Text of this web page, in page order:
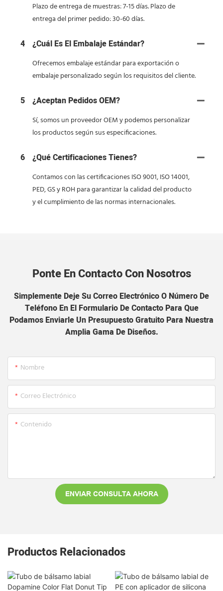
Plazo de entrega de muestras: 7-15 días. Plazo de
entrega del primer pedido: 30-60 días.
4 ¿Cuál Es El Embalaje Estándar?
Ofrecemos embalaje estándar para exportación o
embalaje personalizado según los requisitos del cliente.
5 ¿Aceptan Pedidos OEM?
Sí, somos un proveedor OEM y podemos personalizar
los productos según sus especificaciones.
6 ¿Qué Certificaciones Tienes?
Contamos con las certificaciones ISO 9001, ISO 14001,
PED, GS y ROH para garantizar la calidad del producto
y el cumplimiento de las normas internacionales.
Ponte En Contacto Con Nosotros
Simplemente Deje Su Correo Electrónico O Número De
Teléfono En El Formulario De Contacto Para Que
Podamos Enviarle Un Presupuesto Gratuito Para Nuestra
Amplia Gama De Diseños.
Nombre
Correo Electrónico
Contenido
ENVIAR CONSULTA AHORA
Productos Relacionados